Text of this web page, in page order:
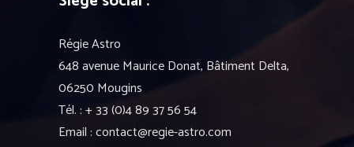
Régie Astro
648 avenue Maurice Donat, Bâtiment Delta,
06250 Mougins
Tél. : + 33 (0)4 89 37 56 54
Email : contact@regie-astro.com